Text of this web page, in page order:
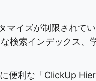
マイズが制限されて
検索インデックス、
便利な「ClickUp